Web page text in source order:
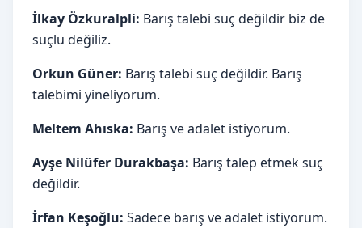
İlkay Özkuralpli: Barış talebi suç değildir biz de
suçlu değiliz.
Orkun Güner: Barış talebi suç değildir. Barış
talebimi yineliyorum.
Meltem Ahıska: Barış ve adalet istiyorum.
Ayşe Nilüfer Durakbaşa: Barış talep etmek suç
değildir.
İrfan Keşoğlu: Sadece barış ve adalet istiyorum.